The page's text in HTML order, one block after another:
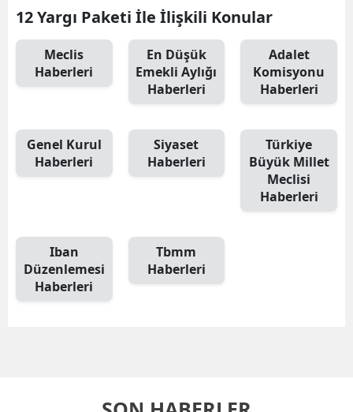
12 Yargı Paketi İle İlişkili Konular
Meclis
Haberleri
En Düşük
Emekli Aylığı
Haberleri
Adalet
Komisyonu
Haberleri
Genel Kurul
Haberleri
Siyaset
Haberleri
Türkiye
Büyük Millet
Meclisi
Haberleri
Iban
Düzenlemesi
Haberleri
Tbmm
Haberleri